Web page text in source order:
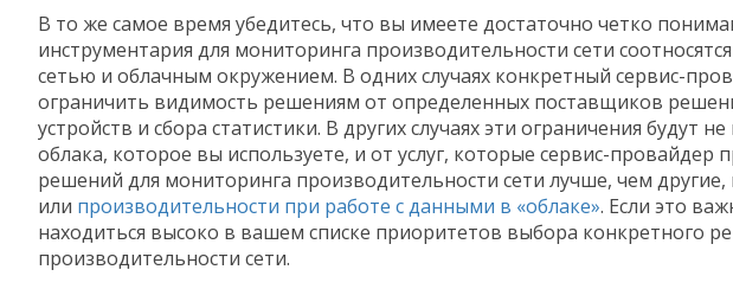
В то же самое время убедитесь, что вы имеете достаточно четко
инструментария для мониторинга производительности сети
сетью и облачным окружением. В одних случаях конкретный сервис-
ограничить видимость решениям от определенных поставщиков
устройств и сбора статистики. В других случаях эти ограничения будут
облака, которое вы используете, и от услуг, которые сервис-
решений для мониторинга производительности сети лучше, чем другие,
или производительности при работе с данными в «облаке». Если это
находиться высоко в вашем списке приоритетов выбора конкретного
производительности сети.